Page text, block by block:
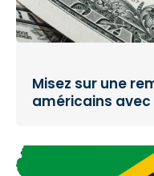
Misez sur une
américains